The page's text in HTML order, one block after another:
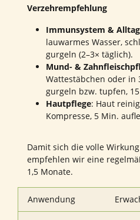
Verzehrempfehlung
Immunsystem &
lauwarmes Wasser,
gurgeln (2–3× täglich).
Mund- &
Wattestäbchen oder in
gurgeln bzw. tupfen,
Hautpflege: Haut
Kompresse, 5 Min.
Damit sich die volle
empfehlen wir eine
1,5 Monate.
Anwendung